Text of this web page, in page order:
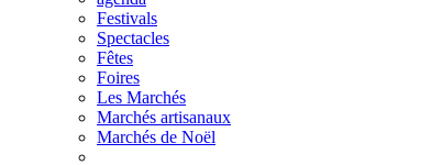
Festivals
Spectacles
Fêtes
Foires
Les Marchés
Marchés artisanaux
Marchés de Noël